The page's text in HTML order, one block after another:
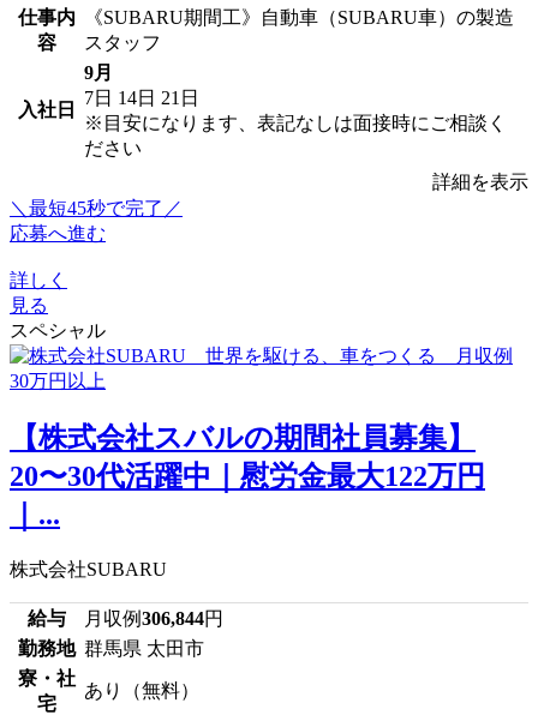
仕事内
容
《SUBARU期間工》自動車（SUBARU車）の製造
スタッフ
入社日
9月
7日 14日 21日
※目安になります、表記なしは面接時にご相談く
ださい
詳細を表示
＼最短45秒で完了／
応募へ進む
詳しく
見る
スペシャル
【株式会社スバルの期間社員募集】
20〜30代活躍中｜慰労金最大122万円
｜...
株式会社SUBARU
給与 月収例306,844円
勤務地 群馬県 太田市
寮・社
宅
あり（無料）